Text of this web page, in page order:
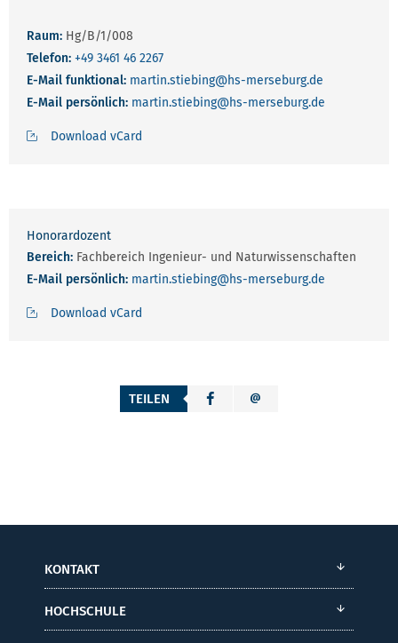
Raum: Hg/B/1/008
Telefon: +49 3461 46 2267
E-Mail funktional: martin.stiebing@hs-merseburg.de
E-Mail persönlich: martin.stiebing@hs-merseburg.de
Download vCard
Honorardozent
Bereich: Fachbereich Ingenieur- und Naturwissenschaften
E-Mail persönlich: martin.stiebing@hs-merseburg.de
Download vCard
TEILEN
KONTAKT
HOCHSCHULE